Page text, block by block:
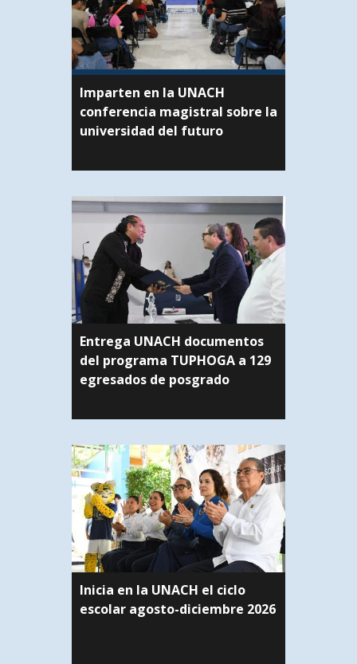
Imparten en la UNACH
conferencia magistral sobre la
universidad del futuro
Entrega UNACH documentos
del programa TUPHOGA a 129
egresados de posgrado
Inicia en la UNACH el ciclo
escolar agosto-diciembre 2026